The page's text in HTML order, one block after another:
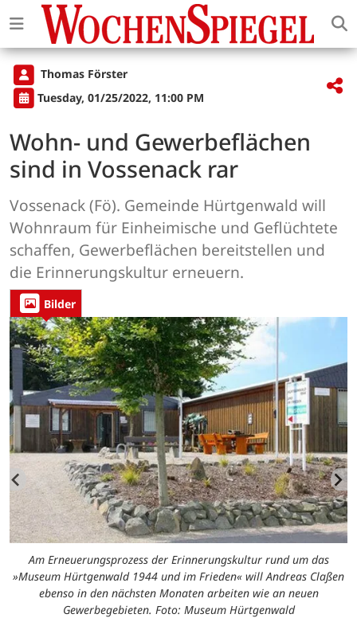
Thomas Förster
Tuesday, 01/25/2022, 11:00 PM
Wohn- und Gewerbeflächen
sind in Vossenack rar
Vossenack (Fö). Gemeinde Hürtgenwald will
Wohnraum für Einheimische und Geflüchtete
schaffen, Gewerbeflächen bereitstellen und
die Erinnerungskultur erneuern.
Bilder
Am Erneuerungsprozess der Erinnerungskultur rund um das
»Museum Hürtgenwald 1944 und im Frieden« will Andreas Claßen
ebenso in den nächsten Monaten arbeiten wie an neuen
Gewerbegebieten. Foto: Museum Hürtgenwald